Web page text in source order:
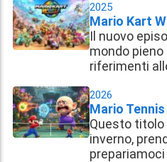
2025
Mario Kart
Il nuovo
mondo
riferimenti
2026
Mario
Questo
inverno,